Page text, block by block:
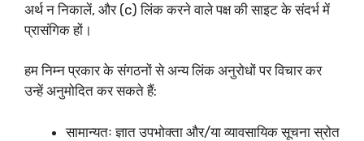
अर्थ न निकालें, और (c) लिंक करने वाले पक्ष की साइट के संदर्भ में
प्रासंगिक हों।
हम निम्न प्रकार के संगठनों से अन्य लिंक अनुरोधों पर विचार कर
उन्हें अनुमोदित कर सकते हैं:
सामान्यतः ज्ञात उपभोक्ता और/या व्यावसायिक सूचना स्रोत